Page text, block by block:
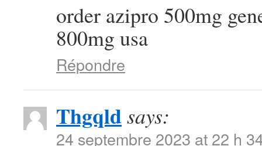
order azipro 500mg
800mg usa
Répondre
Thgqldsays:
24 septembre 2023 at 22 h